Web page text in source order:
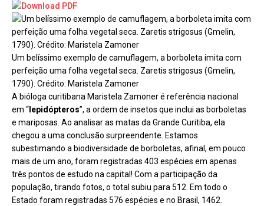
Um belíssimo exemplo de camuflagem, a borboleta imita com
perfeição uma folha vegetal seca. Zaretis strigosus (Gmelin,
1790). Crédito: Maristela Zamoner
A bióloga curitibana Maristela Zamoner é referência nacional
em “ lepidópteros”, a ordem de insetos que inclui as borboletas
e mariposas. Ao analisar as matas da Grande Curitiba, ela
chegou a uma conclusão surpreendente. Estamos
subestimando a biodiversidade de borboletas, afinal, em pouco
mais de um ano, foram registradas 403 espécies em apenas
três pontos de estudo na capital! Com a participação da
população, tirando fotos, o total subiu para 512. Em todo o
Estado foram registradas 576 espécies e no Brasil, 1462.